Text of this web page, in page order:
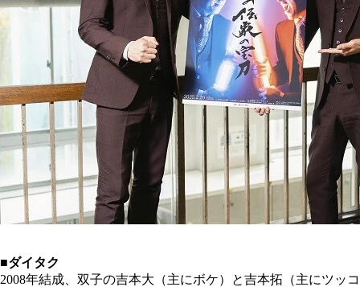
■ダイタク
2008年結成、双子の吉本大（主にボケ）と吉本拓（主にツッコ